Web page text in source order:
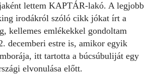
lettem KAPTÁR-lakó. A legjobb
irodákról szóló cikk jókat írt a
kellemes emlékekkel gondoltam
decemberi estre is, amikor egyik
itt tartotta a búcsúbuliját egy
elvonulása előtt.